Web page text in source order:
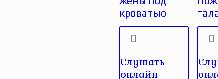
кроватью
Слушать
онлайн